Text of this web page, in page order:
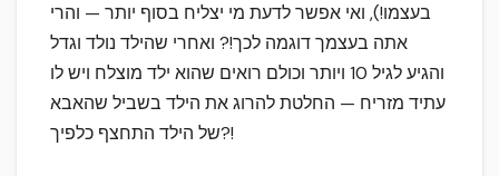
בעצמו!), ואי אפשר לדעת מי יצליח בסוף יותר — והרי
אתה בעצמך דוגמה לכך!? ואחרי שהילד נולד וגדל
והגיע לגיל 10 ויותר וכולם רואים שהוא ילד מוצלח ויש לו
עתיד מזריח — החלטת להרוג את הילד בשביל שהאבא
של הילד התחצף כלפיך?!